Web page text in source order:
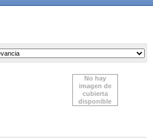
No hay
imagen de
cubierta
disponible